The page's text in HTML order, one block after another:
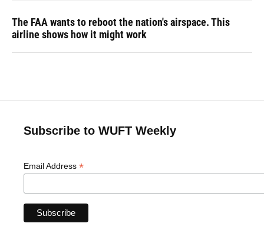
The FAA wants to reboot the nation's airspace. This
airline shows how it might work
Subscribe to WUFT Weekly
Email Address *